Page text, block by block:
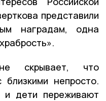
представили
наградам, одна
скрывает, что
непросто.
дети переживают